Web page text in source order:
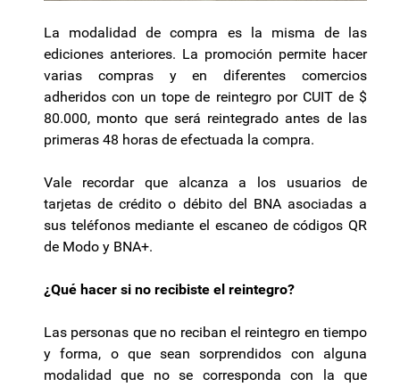
La modalidad de compra es la misma de las
ediciones anteriores. La promoción permite hacer
varias compras y en diferentes comercios
adheridos con un tope de reintegro por CUIT de $
80.000, monto que será reintegrado antes de las
primeras 48 horas de efectuada la compra.
Vale recordar que alcanza a los usuarios de
tarjetas de crédito o débito del BNA asociadas a
sus teléfonos mediante el escaneo de códigos QR
de Modo y BNA+.
¿Qué hacer si no recibiste el reintegro?
Las personas que no reciban el reintegro en tiempo
y forma, o que sean sorprendidos con alguna
modalidad que no se corresponda con la que